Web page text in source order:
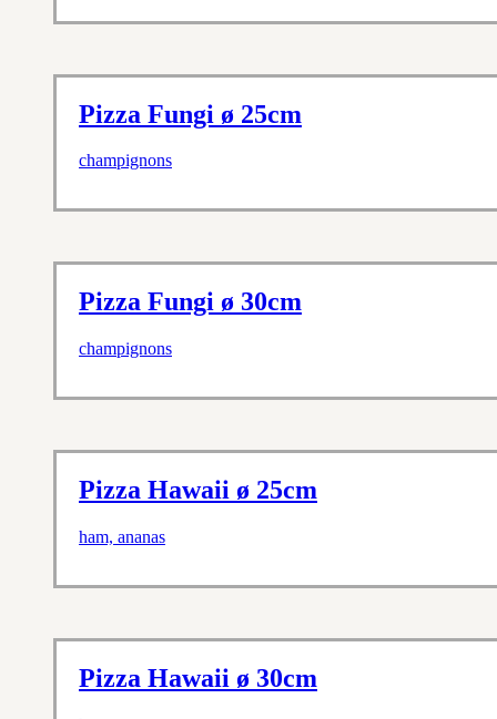
Pizza Fungi ø 25cm
champignons
Pizza Fungi ø 30cm
champignons
Pizza Hawaii ø 25cm
ham, ananas
Pizza Hawaii ø 30cm